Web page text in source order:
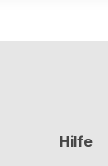
Hilfe